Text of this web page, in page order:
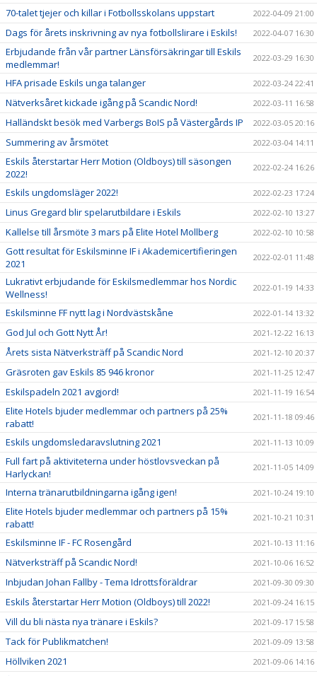
70-talet tjejer och killar i Fotbollsskolans uppstart 2022-04-09 21:00
Dags för årets inskrivning av nya fotbollslirare i Eskils! 2022-04-07 16:30
Erbjudande från vår partner Länsförsäkringar till Eskils
medlemmar!
2022-03-29 16:30
HFA prisade Eskils unga talanger 2022-03-24 22:41
Nätverksåret kickade igång på Scandic Nord! 2022-03-11 16:58
Halländskt besök med Varbergs BoIS på Västergårds IP 2022-03-05 20:16
Summering av årsmötet 2022-03-04 14:11
Eskils återstartar Herr Motion (Oldboys) till säsongen
2022!
2022-02-24 16:26
Eskils ungdomsläger 2022! 2022-02-23 17:24
Linus Gregard blir spelarutbildare i Eskils 2022-02-10 13:27
Kallelse till årsmöte 3 mars på Elite Hotel Mollberg 2022-02-10 10:58
Gott resultat för Eskilsminne IF i Akademicertifieringen
2021
2022-02-01 11:48
Lukrativt erbjudande för Eskilsmedlemmar hos Nordic
Wellness!
2022-01-19 14:33
Eskilsminne FF nytt lag i Nordvästskåne 2022-01-14 13:32
God Jul och Gott Nytt År! 2021-12-22 16:13
Årets sista Nätverksträff på Scandic Nord 2021-12-10 20:37
Gräsroten gav Eskils 85 946 kronor 2021-11-25 12:47
Eskilspadeln 2021 avgjord! 2021-11-19 16:54
Elite Hotels bjuder medlemmar och partners på 25%
rabatt!
2021-11-18 09:46
Eskils ungdomsledaravslutning 2021 2021-11-13 10:09
Full fart på aktiviteterna under höstlovsveckan på
Harlyckan!
2021-11-05 14:09
Interna tränarutbildningarna igång igen! 2021-10-24 19:10
Elite Hotels bjuder medlemmar och partners på 15%
rabatt!
2021-10-21 10:31
Eskilsminne IF - FC Rosengård 2021-10-13 11:16
Nätverksträff på Scandic Nord! 2021-10-06 16:52
Inbjudan Johan Fallby - Tema Idrottsföräldrar 2021-09-30 09:30
Eskils återstartar Herr Motion (Oldboys) till 2022! 2021-09-24 16:15
Vill du bli nästa nya tränare i Eskils? 2021-09-17 15:58
Tack för Publikmatchen! 2021-09-09 13:58
Höllviken 2021 2021-09-06 14:16